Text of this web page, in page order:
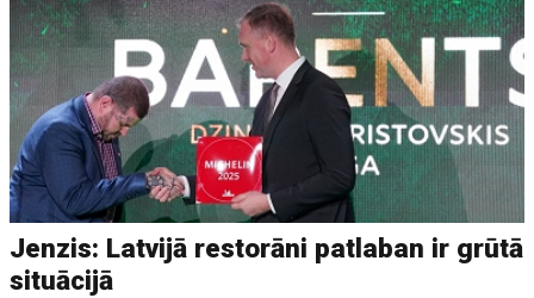
Jenzis: Latvijā restorāni patlaban ir grūtā
situācijā